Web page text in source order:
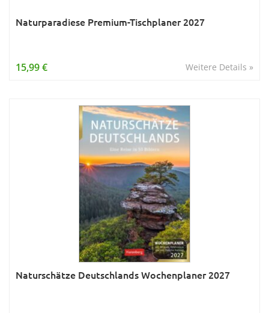
Naturparadiese Premium-Tischplaner 2027
Weitere Details »
15,99 €
Naturschätze Deutschlands Wochenplaner 2027